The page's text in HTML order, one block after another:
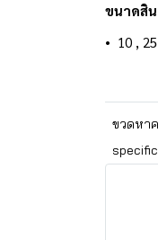
ขนาดสิ
• 10 ,
ขวดหา